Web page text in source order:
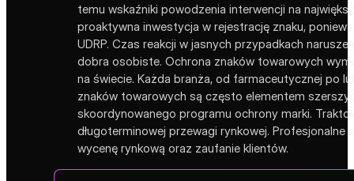
temu wskaźniki powodzenia interwencji na
proaktywna inwestycja w rejestrację znaku,
UDRP. Czas reakcji w jasnych przypadkach
dobra osobiste. Ochrona znaków towarowych
na świecie. Każda branża, od farmaceutycznej po
znaków towarowych są często elementem
skoordynowanego programu ochrony marki.
długoterminowej przewagi rynkowej.
wycenę rynkową oraz zaufanie klientów.